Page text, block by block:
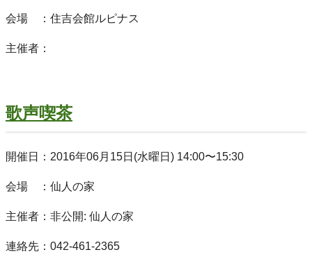
会場 ：住吉会館ルピナス
主催者：
歌声喫茶
開催日：2016年06月15日(水曜日) 14:00〜15:30
会場 ：仙人の家
主催者：非公開: 仙人の家
連絡先：042-461-2365